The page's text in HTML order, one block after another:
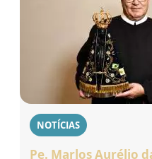
NOTÍCIAS
Pe. Marlos Aurélio